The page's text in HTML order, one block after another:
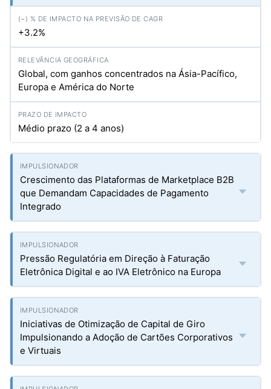
+3.2%
Global, com ganhos concentrados na Ásia-Pacífico,
Europa e América do Norte
Médio prazo (2 a 4 anos)
Crescimento das Plataformas de Marketplace B2B
que Demandam Capacidades de Pagamento
Integrado
Pressão Regulatória em Direção à Faturação
Eletrônica Digital e ao IVA Eletrônico na Europa
Iniciativas de Otimização de Capital de Giro
Impulsionando a Adoção de Cartões Corporativos
e Virtuais